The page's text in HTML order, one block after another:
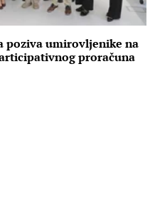
poziva umirovljenike na
proračuna